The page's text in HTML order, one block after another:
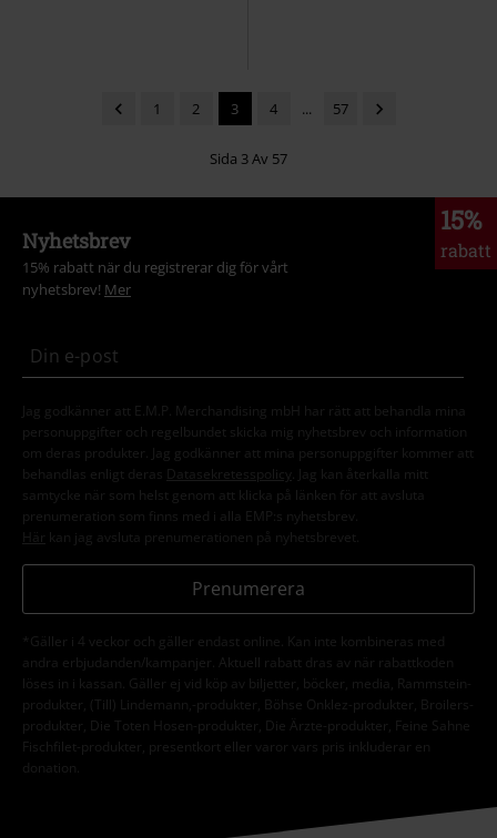
1 2 3 4 ... 57
Sida 3 Av 57
15%
rabatt
Nyhetsbrev
15% rabatt när du registrerar dig för vårt
nyhetsbrev! Mer
Jag godkänner att E.M.P. Merchandising mbH har rätt att behandla mina
personuppgifter och regelbundet skicka mig nyhetsbrev och information
om deras produkter. Jag godkänner att mina personuppgifter kommer att
behandlas enligt deras
Datasekretesspolicy
. Jag kan återkalla mitt
samtycke när som helst genom att klicka på länken för att avsluta
prenumeration som finns med i alla EMP:s nyhetsbrev.
Här kan jag avsluta prenumerationen på nyhetsbrevet.
Prenumerera
*Gäller i 4 veckor och gäller endast online. Kan inte kombineras med
andra erbjudanden/kampanjer. Aktuell rabatt dras av när rabattkoden
löses in i kassan. Gäller ej vid köp av biljetter, böcker, media, Rammstein-
produkter, (Till) Lindemann,-produkter, Böhse Onklez-produkter, Broilers-
produkter, Die Toten Hosen-produkter, Die Ärzte-produkter, Feine Sahne
Fischfilet-produkter, presentkort eller varor vars pris inkluderar en
donation.